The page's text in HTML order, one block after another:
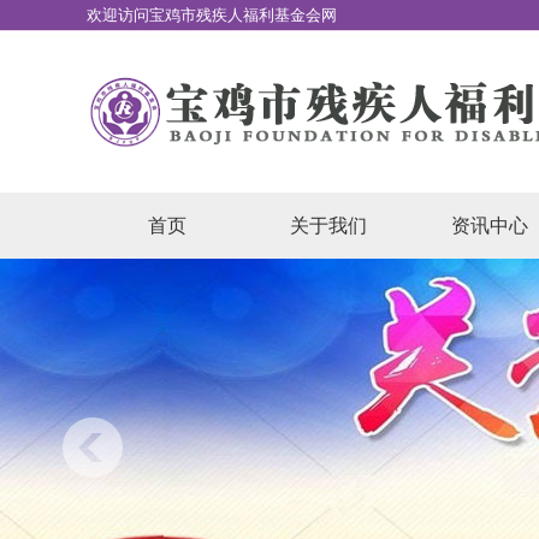
欢迎访问宝鸡市残疾人福利基金会网
首页 关于我们 资讯中心